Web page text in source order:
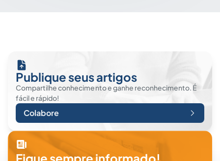
Publique seus artigos
Compartilhe conhecimento e ganhe reconhecimento. É
fácil e rápido!
Colabore